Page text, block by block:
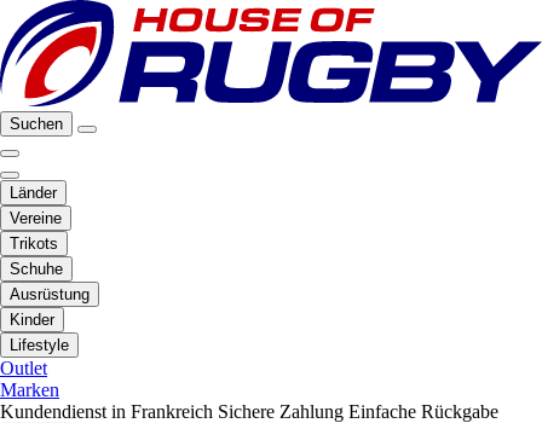
Suchen
Länder
Vereine
Trikots
Schuhe
Ausrüstung
Kinder
Lifestyle
Outlet
Marken
Kundendienst in Frankreich Sichere Zahlung Einfache Rückgabe